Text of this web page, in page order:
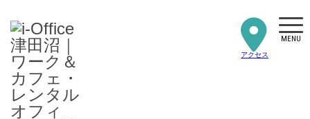
アクセス
MENU